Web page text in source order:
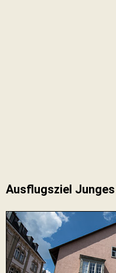
Ausflugsziel